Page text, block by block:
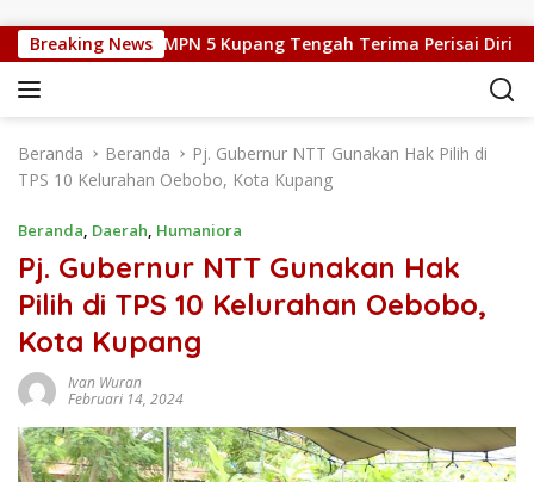
Breaking News
Silat, Kepsek SMPN 5 Kupang Tengah Terima Perisai Diri Jadi
Beranda Beranda
Pj. Gubernur NTT Gunakan Hak Pilih di
TPS 10 Kelurahan Oebobo, Kota Kupang
Beranda, Daerah, Humaniora
Pj. Gubernur NTT Gunakan Hak
Pilih di TPS 10 Kelurahan Oebobo,
Kota Kupang
Ivan Wuran
Februari 14, 2024